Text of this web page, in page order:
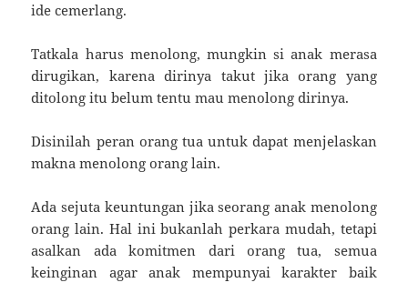
ide cemerlang.
Tatkala harus menolong, mungkin si anak merasa
dirugikan, karena dirinya takut jika orang yang
ditolong itu belum tentu mau menolong dirinya.
Disinilah peran orang tua untuk dapat menjelaskan
makna menolong orang lain.
Ada sejuta keuntungan jika seorang anak menolong
orang lain. Hal ini bukanlah perkara mudah, tetapi
asalkan ada komitmen dari orang tua, semua
keinginan agar anak mempunyai karakter baik